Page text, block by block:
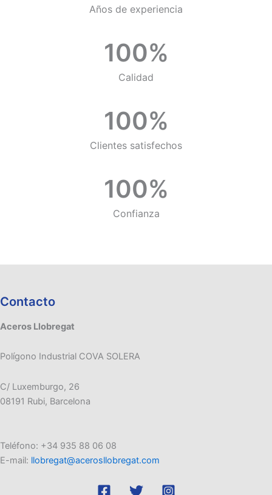
Años de experiencia
Calidad
100%
Clientes satisfechos
100%
Confianza
100%
Contacto
Aceros Llobregat
Polígono Industrial COVA SOLERA
C/ Luxemburgo, 26
08191 Rubi, Barcelona
Teléfono: +34 935 88 06 08
E-mail: llobregat@acerosllobregat.com